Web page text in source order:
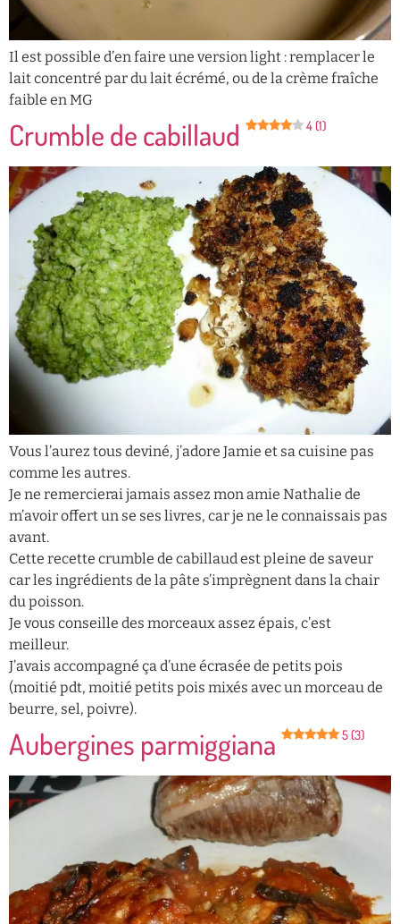
Il est possible d’en faire une version light : remplacer le
lait concentré par du lait écrémé, ou de la crème fraîche
faible en MG
Crumble de cabillaud 4 (1)
Vous l’aurez tous deviné, j’adore Jamie et sa cuisine pas
comme les autres.
Je ne remercierai jamais assez mon amie Nathalie de
m’avoir offert un se ses livres, car je ne le connaissais pas
avant.
Cette recette crumble de cabillaud est pleine de saveur
car les ingrédients de la pâte s’imprègnent dans la chair
du poisson.
Je vous conseille des morceaux assez épais, c’est
meilleur.
J’avais accompagné ça d’une écrasée de petits pois
(moitié pdt, moitié petits pois mixés avec un morceau de
beurre, sel, poivre).
Aubergines parmiggiana 5 (3)